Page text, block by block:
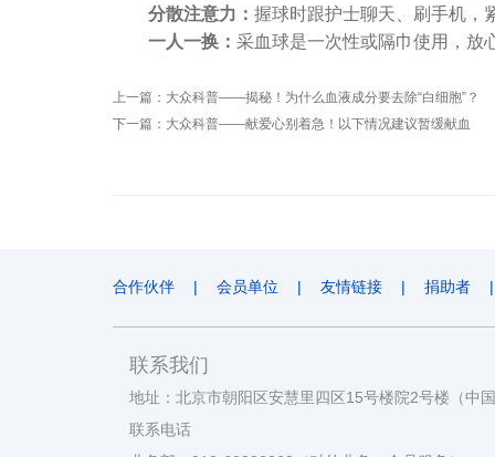
分散注意力： 握球时跟护士聊天、刷手机，
一人一换： 采血球是一次性或隔巾使用，放
上一篇： 大众科普——揭秘！为什么血液成分要去除“白细胞”？
下一篇： 大众科普——献爱心别着急！以下情况建议暂缓献血
合作伙伴 | 会员单位 | 友情链接 | 捐助者 |
联系我们
地址：北京市朝阳区安慧里四区15号楼院2号楼（
联系电话